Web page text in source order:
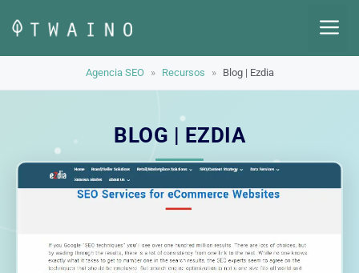
contenido
Agencia SEO » Recursos » Blog | Ezdia
BLOG | EZDIA